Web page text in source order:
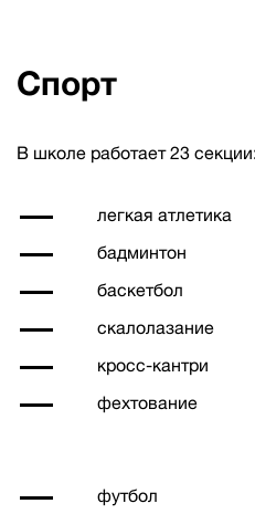
Спорт
В школе работает 23
легкая атлетика
бадминтон
баскетбол
скалолазание
кросс-кантри
фехтование
футбол